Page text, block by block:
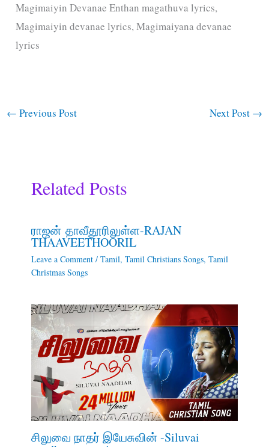
Magimaiyin Devanae Enthan magathuva lyrics,
Magimaiyin devanae lyrics, Magimaiyana devanae
lyrics
← Previous Post Next Post →
Related Posts
ராஜன் தாவீதூரிலுள்ள-RAJAN
THAAVEETHOORIL
Leave a Comment / Tamil, Tamil Christians Songs, Tamil
Christmas Songs
சிலுவை நாதர் இயேசுவின் -Siluvai